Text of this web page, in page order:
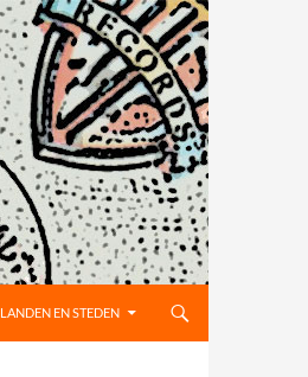
LANDEN EN STEDEN